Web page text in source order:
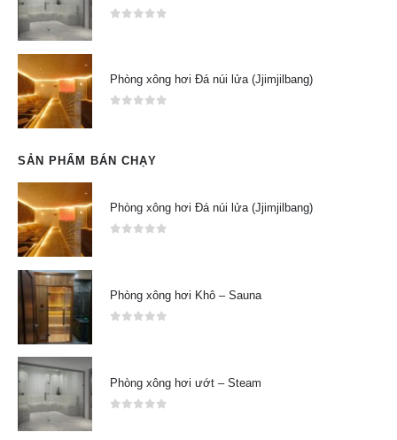
Phòng xông hơi Đá núi lửa (Jjimjilbang)
SẢN PHẨM BÁN CHẠY
Phòng xông hơi Đá núi lửa (Jjimjilbang)
Phòng xông hơi Khô – Sauna
Phòng xông hơi ướt – Steam